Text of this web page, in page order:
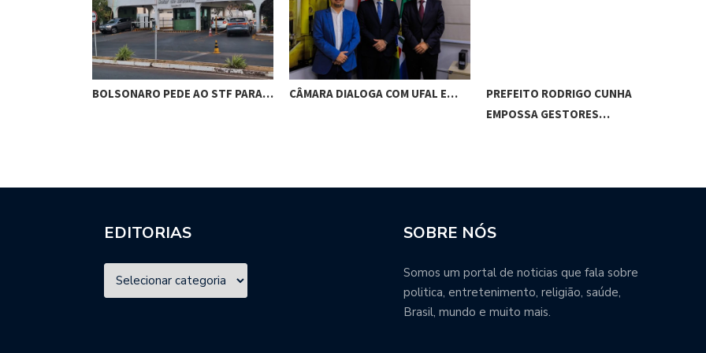
BOLSONARO PEDE AO STF PARA… CÂMARA DIALOGA COM UFAL E…
PREFEITO RODRIGO CUNHA
EMPOSSA GESTORES…
EDITORIAS SOBRE NÓS
Somos um portal de noticias que fala sobre
politica, entretenimento, religião, saúde,
Brasil, mundo e muito mais.